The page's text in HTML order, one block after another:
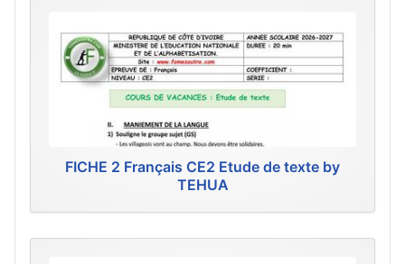
FICHE 2 Français CE2 Etude de texte by
TEHUA